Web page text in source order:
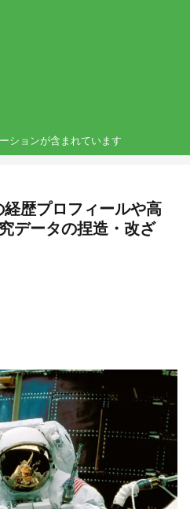
ションが含まれています
歴プロフィールや高
データの捏造・改ざ